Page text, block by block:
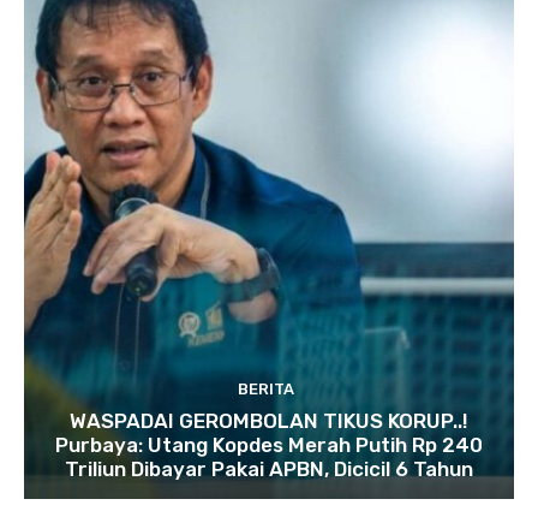
BERITA
WASPADAI GEROMBOLAN TIKUS KORUP..!
Purbaya: Utang Kopdes Merah Putih Rp 240
Triliun Dibayar Pakai APBN, Dicicil 6 Tahun